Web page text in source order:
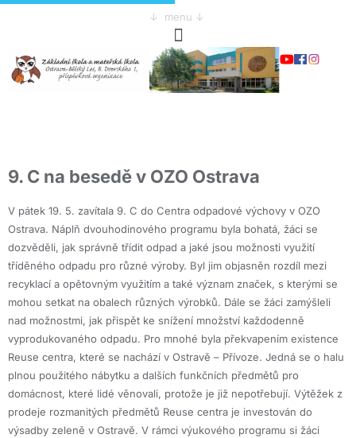
↓ menu ↓
9. C na besedě v OZO Ostrava
V pátek 19. 5. zavítala 9. C do Centra odpadové výchovy v OZO
Ostrava. Náplň dvouhodinového programu byla bohatá, žáci se
dozvěděli, jak správně třídit odpad a jaké jsou možnosti využití
tříděného odpadu pro různé výroby. Byl jim objasněn rozdíl mezi
recyklací a opětovným využitím a také význam značek, s kterými se
mohou setkat na obalech různých výrobků. Dále se žáci zamýšleli
nad možnostmi, jak přispět ke snížení množství každodenně
vyprodukovaného odpadu. Pro mnohé byla překvapením existence
Reuse centra, které se nachází v Ostravě – Přívoze. Jedná se o halu
plnou použitého nábytku a dalších funkčních předmětů pro
domácnost, které lidé věnovali, protože je již nepotřebují. Výtěžek z
prodeje rozmanitých předmětů Reuse centra je investován do
výsadby zeleně v Ostravě. V rámci výukového programu si žáci